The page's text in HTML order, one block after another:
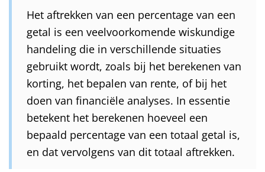
Het aftrekken van een percentage van een
getal is een veelvoorkomende wiskundige
handeling die in verschillende situaties
gebruikt wordt, zoals bij het berekenen van
korting, het bepalen van rente, of bij het
doen van financiële analyses. In essentie
betekent het berekenen hoeveel een
bepaald percentage van een totaal getal is,
en dat vervolgens van dit totaal aftrekken.